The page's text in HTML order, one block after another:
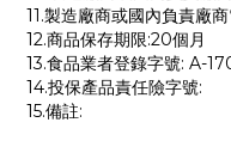
11.製造廠商或國內負責廠
12.商品保存期限:20個月
13.食品業者登錄字號: A-
14.投保產品責任險字號:
15.備註: